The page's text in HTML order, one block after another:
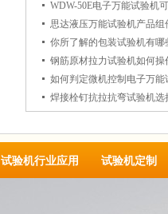
思达液压万能试验机产品组
你所了解的包装试验机有哪
钢筋原材拉力试验机如何操
如何判定微机控制电子万
焊接栓钉抗拉抗弯试验机选
试验机行业应用 试验机定制